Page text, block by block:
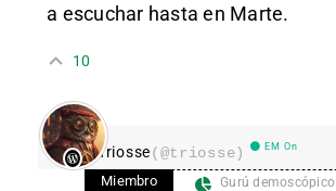
a escuchar hasta en Marte.
10
Triosse(@triosse) EM On
Miembro Gurú demoscópico